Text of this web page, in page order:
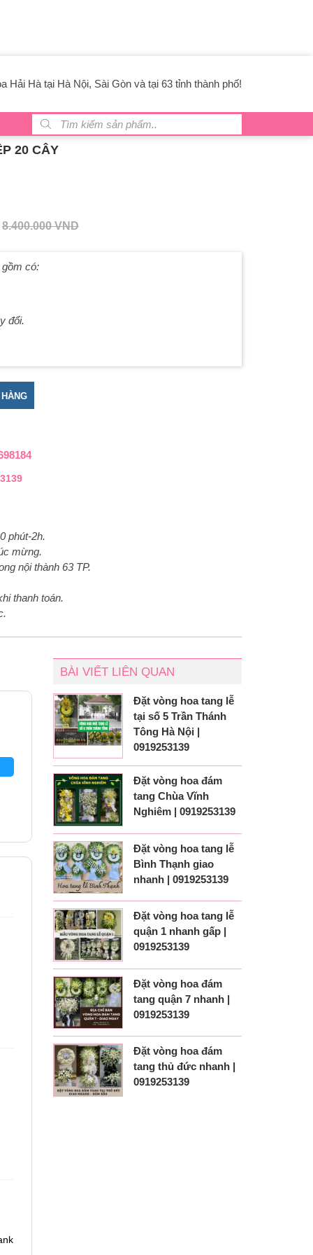
Hải Hà tại Hà Nội, Sài Gòn và tại 63 tỉnh thành phố!
Tìm kiếm sản phẩm
20 CÂY
8.400.000VND
gồm có:
đổi.
phút-2h.
mừng.
nội thành 63 TP.
thanh toán.
BÀI VIẾT LIÊN QUAN
Đặt vòng hoa tang lễ
tại số 5 Trần Thánh
Tông Hà Nội |
0919253139
Đặt vòng hoa đám
tang Chùa Vĩnh
Nghiêm | 0919253139
Đặt vòng hoa tang lễ
Bình Thạnh giao
nhanh | 0919253139
Đặt vòng hoa tang lễ
quận 1 nhanh gấp |
0919253139
Đặt vòng hoa đám
tang quận 7 nhanh |
0919253139
Đặt vòng hoa đám
tang thủ đức nhanh |
0919253139